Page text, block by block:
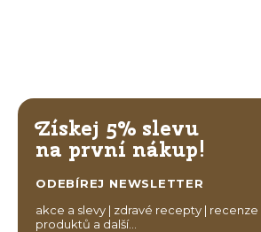
Získej 5% slevu
na první nákup!
ODEBÍREJ NEWSLETTER
akce a slevy | zdravé recepty | recenze
produktů a další…